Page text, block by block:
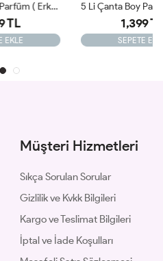
5 Li Çanta Boy Parfüm ( Kadın ) 33ml X 5
SEPETE EKLE
Müşteri Hizmetleri
Sıkça Sorulan Sorular
Gizlilik ve Kvkk Bilgileri
Kargo ve Teslimat Bilgileri
İptal ve İade Koşulları